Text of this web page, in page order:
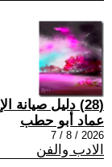
(28) دليل صيانة الإنسان المهمّش
عماد أبو حطب
2026 / 8 / 7
الادب والفن